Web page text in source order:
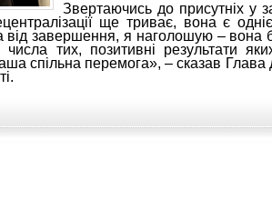
Звертаючись до присутніх у
ще триває, вона є
завершення, я наголошую – вона
тих, позитивні результати
спільна перемога», – сказав Глава